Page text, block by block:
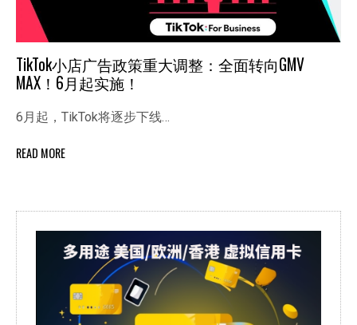
TikTok小店广告政策重大调整：全面转向GMV
MAX！6月起实施！
6月起，TikTok将逐步下线…
READ MORE